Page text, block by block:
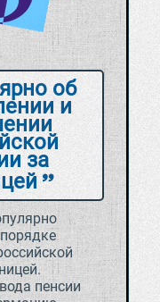
об
и
за
пенсии